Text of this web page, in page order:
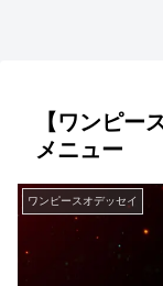
【ワンピー
メニュー
ワンピースオデッセイ